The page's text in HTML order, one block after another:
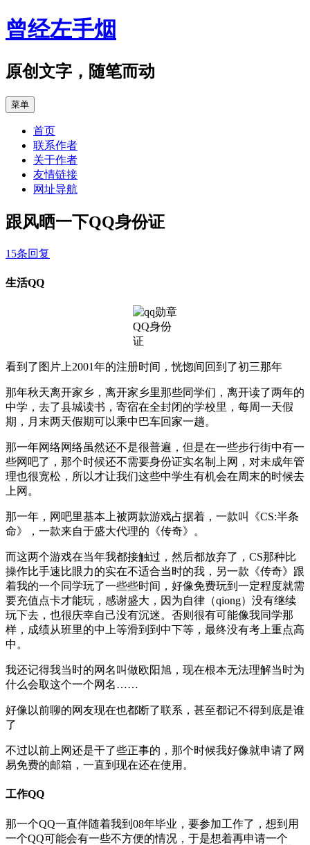
跳
至
文
曾经左手烟
原创文字，随笔而动
菜单
首页
联系作者
关于作者
友情链接
网址导航
跟风晒一下QQ身份证
15条回复
生活QQ
QQ身份
证
看到了图片上2001年的注册时间，恍惚间回到了初三那年
那年秋天离开家乡，离开家乡里那些同学们，离开读了两年的
中学，去了县城读书，寄宿在全封闭的学校里，每周一天假
期，月末两天假期可以乘中巴车回家一趟。
那一年网络网络虽然还不是很普遍，但是在一些步行街中有一
些网吧了，那个时候还不需要身份证实名制上网，对未成年管
理也很宽松，所以才让我们这些中学生有机会在周末的时候去
上网。
那一年，网吧里基本上被两款游戏占据着，一款叫《CS:半条
命》，一款来自于盛大代理的《传奇》。
而这两个游戏在当年我都接触过，然后都放弃了，CS那种比
操作比手速比眼力的实在不适合当时的我，另一款《传奇》跟
着我的一个同学玩了一些些时间，好像免费玩到一定程度就需
要充值点卡才能玩，感谢盛大，因为自律（qiong）没有继续
玩下去，也很庆幸自己没有沉迷。否则很有可能像我同学那
样，成绩从班里的中上等滑到到中下等，最终没有考上重点高
中。
我还记得我当时的网名叫做欧阳旭，现在根本无法理解当时为
什么会取这个一个网名……
好像以前聊的网友现在也都断了联系，甚至都记不得到底是谁
了
不过以前上网还是干了些正事的，那个时候我好像就申请了网
易免费的邮箱，一直到现在还在使用。
工作QQ
那一个QQ一直伴随着我到08年毕业，要参加工作了，想到用
一个QQ可能会有一些不方便的情况，于是想着再申请一个